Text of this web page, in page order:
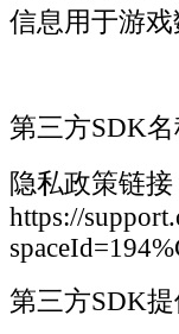
信息用于游戏
第三方SDK
隐私政策链接
https://
第三方SDK